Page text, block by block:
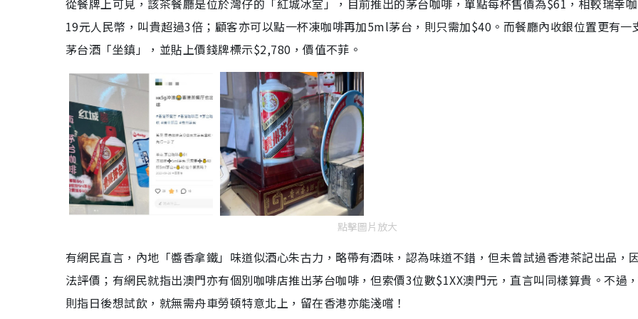
19元人民幣，叫貴超過3倍；顧客亦可以點一杯凍咖啡再加5ml茅台，則只需加$40。而餐廳內收銀位置更有一
茅台酒「坐鎮」，並貼上價錢牌標示$2,780，價值不菲。
點擊圖片放大
有網民直言，內地「醬香拿鐵」味道似酒心朱古力，略帶有酒味，認為味道不錯，但未曾試過香港茶記出品，
法評價；有網民就指出澳門亦有個別咖啡店推出茅台咖啡，但索價3位數$1XX澳門元，直言叫同樣算貴。不過
則指日後想試飲，就無需舟車勞頓特意北上，留在香港亦能淺嚐！